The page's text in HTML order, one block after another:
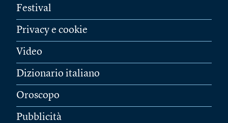
Festival
Privacy e cookie
Video
Dizionario italiano
Oroscopo
Pubblicità